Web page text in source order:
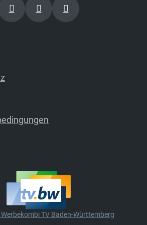
TV Baden-Württemberg